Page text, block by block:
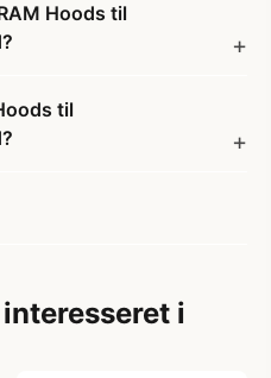
Hoods til
til
i